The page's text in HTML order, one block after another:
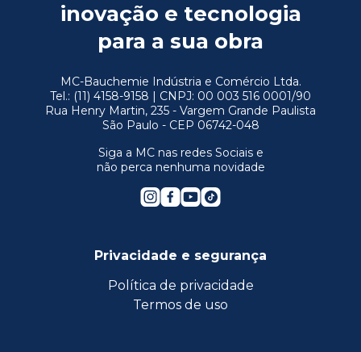
inovação e tecnologia
para a sua obra
MC-Bauchemie Indústria e Comércio Ltda.
Tel.: (11) 4158-9158 | CNPJ: 00 003 516 0001/90
Rua Henry Martin, 235 - Vargem Grande Paulista
São Paulo - CEP 06742-048
Siga a MC nas redes Sociais e
não perca nenhuma novidade
Privacidade e segurança
Política de privacidade
Termos de uso